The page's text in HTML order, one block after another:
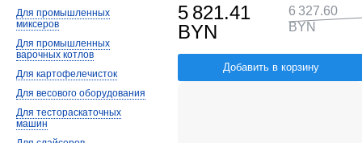
5 821.41
BYN
6 327.60
BYN
Добавить в корзину
Для промышленных
миксеров
Для промышленных
варочных котлов
Для картофелечисток
Для весового оборудования
Для тестораскаточных
машин